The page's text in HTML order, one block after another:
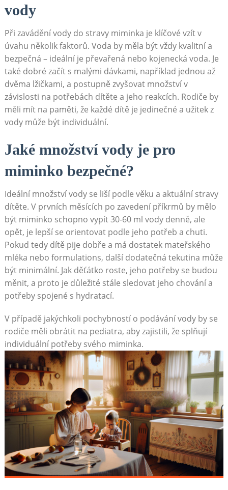
vody
Při zavádění vody do stravy miminka je klíčové vzít v
úvahu několik faktorů. Voda by měla být vždy kvalitní a
bezpečná – ideální je převařená nebo kojenecká voda. Je
také dobré začít s malými dávkami, například jednou až
dvěma lžičkami, a postupně zvyšovat množství v
závislosti na potřebách dítěte a jeho reakcích. Rodiče by
měli mít na paměti, že každé dítě je jedinečné a užitek z
vody může být individuální.
Jaké množství vody je pro
miminko bezpečné?
Ideální množství vody se liší podle věku a aktuální stravy
dítěte. V prvních měsících po zavedení příkrmů by mělo
být miminko schopno vypít 30-60 ml vody denně, ale
opět, je lepší se orientovat podle jeho potřeb a chuti.
Pokud tedy dítě pije dobře a má dostatek mateřského
mléka nebo formulations, další dodatečná tekutina může
být minimální. Jak děťátko roste, jeho potřeby se budou
měnit, a proto je důležité stále sledovat jeho chování a
potřeby spojené s hydratací.
V případě jakýchkoli pochybností o podávání vody by se
rodiče měli obrátit na pediatra, aby zajistili, že splňují
individuální potřeby svého miminka.